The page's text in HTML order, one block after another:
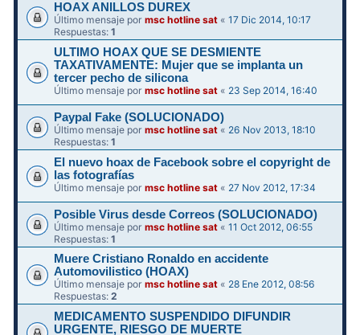
HOAX ANILLOS DUREX
Último mensaje pormsc hotline sat «17 Dic 2014, 10:17
Respuestas:1
ULTIMO HOAX QUE SE DESMIENTE
TAXATIVAMENTE: Mujer que se implanta un
tercer pecho de silicona
Último mensaje pormsc hotline sat « 23 Sep 2014, 16:40
Paypal Fake (SOLUCIONADO)
Último mensaje pormsc hotline sat « 26 Nov 2013, 18:10
Respuestas:1
El nuevo hoax de Facebook sobre el copyright de
las fotografías
Último mensaje pormsc hotline sat « 27 Nov 2012, 17:34
Posible Virus desde Correos (SOLUCIONADO)
Último mensaje pormsc hotline sat «11 Oct 2012, 06:55
Respuestas:1
Muere Cristiano Ronaldo en accidente
Automovilistico (HOAX)
Último mensaje pormsc hotline sat « 28 Ene 2012, 08:56
Respuestas:2
MEDICAMENTO SUSPENDIDO DIFUNDIR